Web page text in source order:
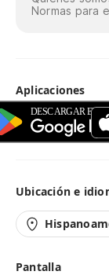
Normas para
Aplicaciones
Ubicación e
Pantalla